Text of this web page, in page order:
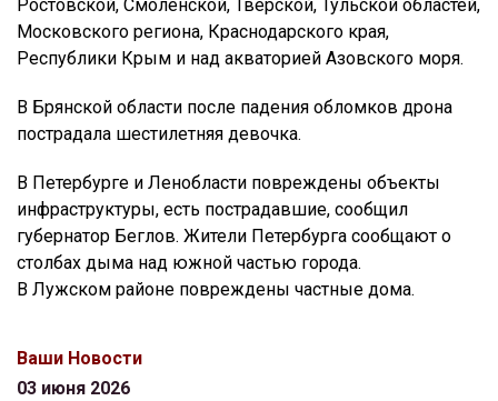
Ростовской, Смоленской, Тверской, Тульской областей,
Московского региона, Краснодарского края,
Республики Крым и над акваторией Азовского моря.
В Брянской области после падения обломков дрона
пострадала шестилетняя девочка.
В Петербурге и Ленобласти повреждены объекты
инфраструктуры, есть пострадавшие, сообщил
губернатор Беглов. Жители Петербурга сообщают о
столбах дыма над южной частью города.
В Лужском районе повреждены частные дома.
Ваши Новости
03 июня 2026